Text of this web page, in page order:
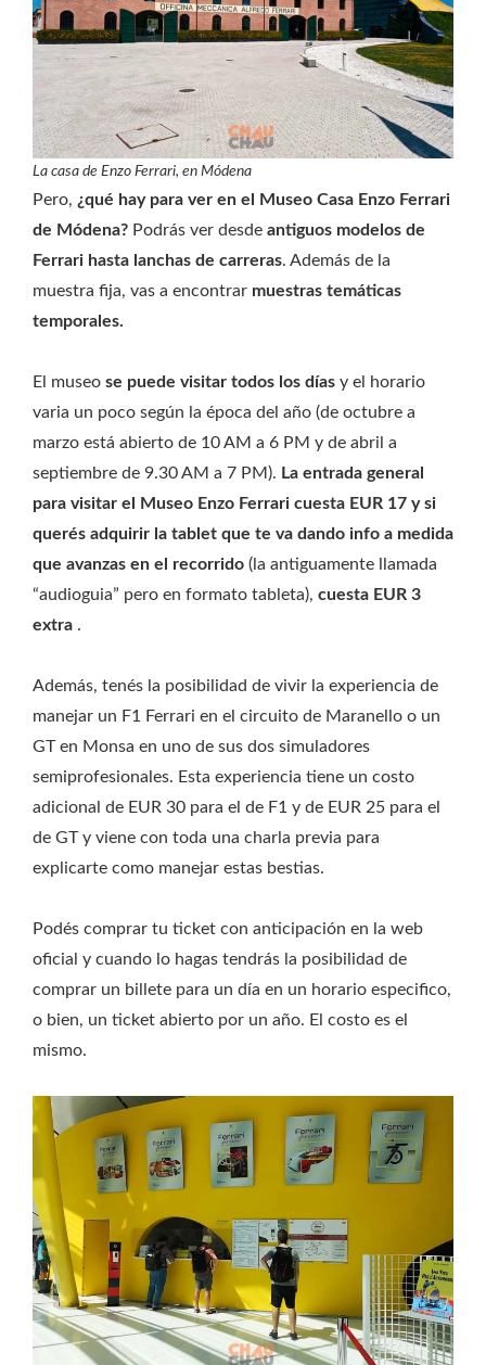
La casa de Enzo Ferrari, en Módena
Pero, ¿qué hay para ver en el Museo Casa Enzo Ferrari
de Módena? Podrás ver desde antiguos modelos de
Ferrari hasta lanchas de carreras. Además de la
muestra fija, vas a encontrar muestras temáticas
temporales.
El museo se puede visitar todos los días y el horario
varia un poco según la época del año (de octubre a
marzo está abierto de 10 AM a 6 PM y de abril a
septiembre de 9.30 AM a 7 PM). La entrada general
para visitar el Museo Enzo Ferrari cuesta EUR 17 y si
querés adquirir la tablet que te va dando info a medida
que avanzas en el recorrido (la antiguamente llamada
“audioguia” pero en formato tableta), cuesta EUR 3
extra .
Además, tenés la posibilidad de vivir la experiencia de
manejar un F1 Ferrari en el circuito de Maranello o un
GT en Monsa en uno de sus dos simuladores
semiprofesionales. Esta experiencia tiene un costo
adicional de EUR 30 para el de F1 y de EUR 25 para el
de GT y viene con toda una charla previa para
explicarte como manejar estas bestias.
Podés comprar tu ticket con anticipación en la web
oficial y cuando lo hagas tendrás la posibilidad de
comprar un billete para un día en un horario especifico,
o bien, un ticket abierto por un año. El costo es el
mismo.